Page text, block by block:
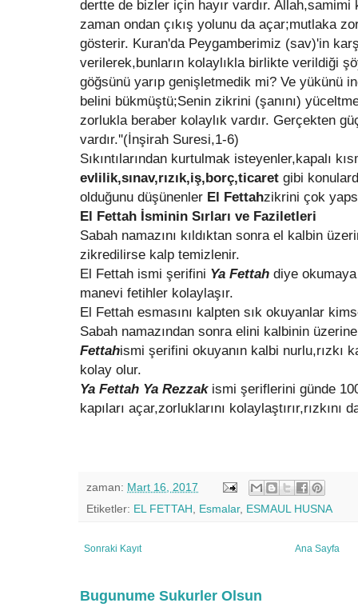
dertte de bizler için hayır vardır.
zaman ondan çıkış yolunu da açar;mutlaka
gösterir. Kuran'da Peygamberimiz (sav)'in
verilerek,bunların kolaylıkla birlikte verildiği
göğsünü yarıp genişletmedik mi? Ve yükünü
belini bükmüştü;Senin zikrini (şanını)
zorlukla beraber kolaylık vardır. Gerçekten
vardır.''(İnşirah Suresi,1-6)
Sıkıntılarından kurtulmak isteyenler,kapalı
evlilik,sınav,rızık,iş,borç,ticaret gibi
olduğunu düşünenler El Fettahzikrini çok
El Fettah İsminin Sırları ve Faziletleri
Sabah namazını kıldıktan sonra el kalbin
zikredilirse kalp temizlenir.
El Fettah ismi şerifini Ya Fettah diye
manevi fetihler kolaylaşır.
El Fettah esmasını kalpten sık okuyanlar
Sabah namazından sonra elini kalbinin
Fettahismi şerifini okuyanın kalbi nurlu,rızkı
kolay olur.
Ya Fettah Ya Rezzak ismi şeriflerini günde
kapıları açar,zorluklarını kolaylaştırır,rızkını
zaman: Mart 16, 2017
Etiketler: EL FETTAH Esmalar, ESMAUL HUSNA
Sonraki Kayıt Ana Sayfa
Bugunume Sukurler Olsun